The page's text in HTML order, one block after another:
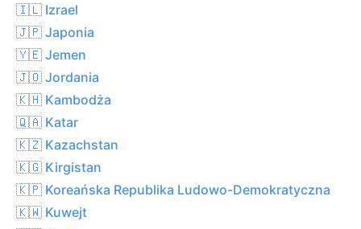
🇮🇱 Izrael
🇯🇵 Japonia
🇾🇪 Jemen
🇯🇴 Jordania
🇰🇭 Kambodża
🇶🇦 Katar
🇰🇿 Kazachstan
🇰🇬 Kirgistan
🇰🇵 Koreańska Republika Ludowo-Demokratyczna
🇰🇼 Kuwejt